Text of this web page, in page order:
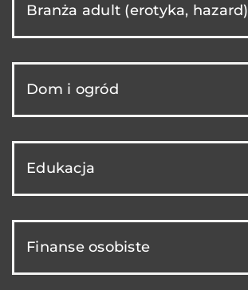
Branża adult (erotyka, hazard)
Dom i ogród
Edukacja
Finanse osobiste